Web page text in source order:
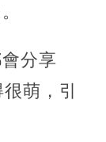
分享
萌，引